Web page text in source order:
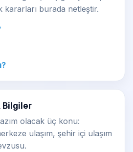
kararları burada netleştir.
Bilgiler
olacak üç konu:
ulaşım, şehir içi ulaşım